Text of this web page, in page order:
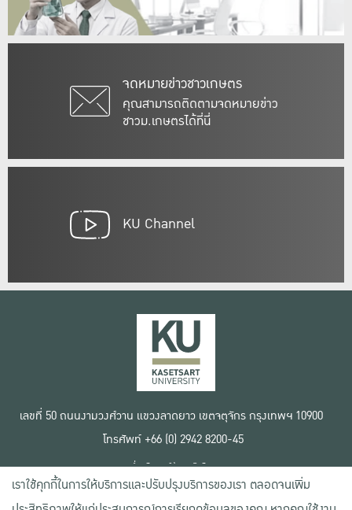
จดหมายข่าวชาวเกษตร
คุณสามารถติดตามจดหมายข่าว
ชาวม.เกษตรได้ที่นี่
KU Channel
เลขที่ 50 ถนนงามวงศ์วาน แขวงลาดยาว เขตจตุจักร กรุงเทพฯ 10900
โทรศัพท์ +66 (0) 2942 8200-45
เงื่อนไขการใช้งานเว็บไซต์
ข้อตกลงด้านสิทธิ์ใช้งาน
นโยบายความเป็นส่วนตัว
เราใช้คุกกี้ในการให้บริการและปรับปรุงบริการของเรา ตลอดจนเพิ่ม